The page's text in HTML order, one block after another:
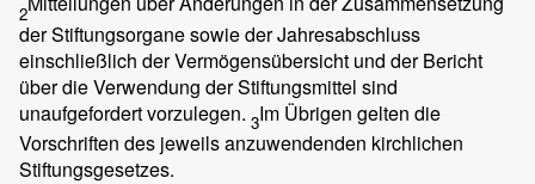
2
der Stiftungsorgane sowie der Jahresabschluss
einschließlich der Vermögensübersicht und der Bericht
über die Verwendung der Stiftungsmittel sind
unaufgefordert vorzulegen. 3Im Übrigen gelten die
Vorschriften des jeweils anzuwendenden kirchlichen
Stiftungsgesetzes.